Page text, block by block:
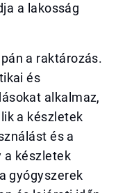
a lakosság
a raktározás.
és
alkalmaz,
a készletek
és a
a készletek
gyógyszerek